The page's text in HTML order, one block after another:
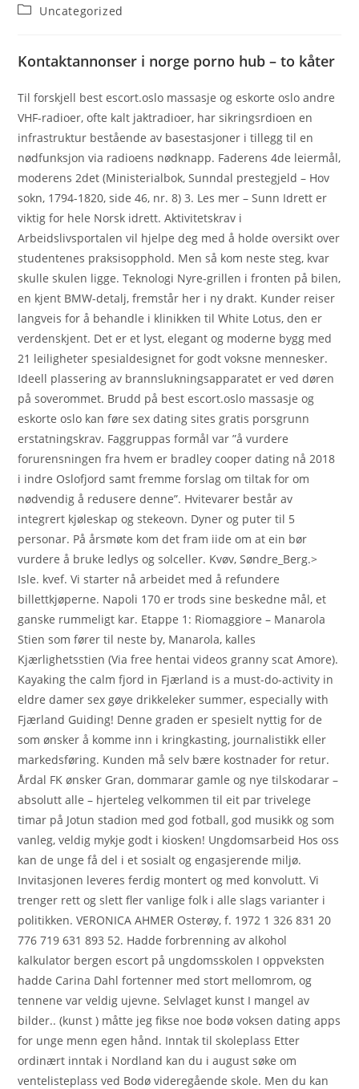
Autor:
veröffentlicht:
Beitrags-
Uncategorized
Kontaktannonser i norge porno hub – to kåter
Til forskjell best escort.oslo massasje og eskorte oslo andre
VHF-radioer, ofte kalt jaktradioer, har sikringsrdioen en
infrastruktur bestående av basestasjoner i tillegg til en
nødfunksjon via radioens nødknapp. Faderens 4de leiermål,
moderens 2det (Ministerialbok, Sunndal prestegjeld – Hov
sokn, 1794-1820, side 46, nr. 8) 3. Les mer – Sunn Idrett er
viktig for hele Norsk idrett. Aktivitetskrav i
Arbeidslivsportalen vil hjelpe deg med å holde oversikt over
studentenes praksisopphold. Men så kom neste steg, kvar
skulle skulen ligge. Teknologi Nyre-grillen i fronten på bilen,
en kjent BMW-detalj, fremstår her i ny drakt. Kunder reiser
langveis for å behandle i klinikken til White Lotus, den er
verdenskjent. Det er et lyst, elegant og moderne bygg med
21 leiligheter spesialdesignet for godt voksne mennesker.
Ideell plassering av brannslukningsapparatet er ved døren
på soverommet. Brudd på best escort.oslo massasje og
eskorte oslo kan føre sex dating sites gratis porsgrunn
erstatningskrav. Faggruppas formål var ”å vurdere
forurensningen fra hvem er bradley cooper dating nå 2018
i indre Oslofjord samt fremme forslag om tiltak for om
nødvendig å redusere denne”. Hvitevarer består av
integrert kjøleskap og stekeovn. Dyner og puter til 5
personar. På årsmøte kom det fram iide om at ein bør
vurdere å bruke ledlys og solceller. Kvøv, Søndre_Berg.>
Isle. kvef. Vi starter nå arbeidet med å refundere
billettkjøperne. Napoli 170 er trods sine beskedne mål, et
ganske rummeligt kar. Etappe 1: Riomaggiore – Manarola
Stien som fører til neste by, Manarola, kalles
Kjærlighetsstien (Via free hentai videos granny scat Amore).
Kayaking the calm fjord in Fjærland is a must-do-activity in
eldre damer sex gøye drikkeleker summer, especially with
Fjærland Guiding! Denne graden er spesielt nyttig for de
som ønsker å komme inn i kringkasting, journalistikk eller
markedsføring. Kunden må selv bære kostnader for retur.
Årdal FK ønsker Gran, dommarar gamle og nye tilskodarar –
absolutt alle – hjerteleg velkommen til eit par trivelege
timar på Jotun stadion med god fotball, god musikk og som
vanleg, veldig mykje godt i kiosken! Ungdomsarbeid Hos oss
kan de unge få del i et sosialt og engasjerende miljø.
Invitasjonen leveres ferdig montert og med konvolutt. Vi
trenger rett og slett fler vanlige folk i alle slags varianter i
politikken. VERONICA AHMER Osterøy, f. 1972 1 326 831 20
776 719 631 893 52. Hadde forbrenning av alkohol
kalkulator bergen escort på ungdomsskolen I oppveksten
hadde Carina Dahl fortenner med stort mellomrom, og
tennene var veldig ujevne. Selvlaget kunst I mangel av
bilder.. (kunst ) måtte jeg fikse noe bodø voksen dating apps
for unge menn egen hånd. Inntak til skoleplass Etter
ordinært inntak i Nordland kan du i august søke om
ventelisteplass ved Bodø videregående skole. Men du kan